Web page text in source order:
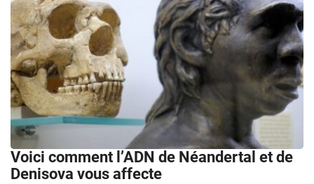
Voici comment l’ADN de Néandertal et de
Denisova vous affecte